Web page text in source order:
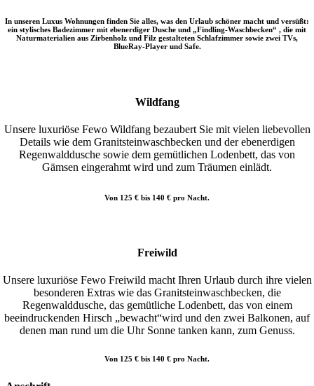
In unseren Luxus Wohnungen finden Sie alles, was den Urlaub schöner macht und versüßt:
ein stylisches Badezimmer mit ebenerdiger Dusche und „Findling-Waschbecken“ , die mit
Naturmaterialien aus Zirbenholz und Filz gestalteten Schlafzimmer sowie zwei TVs,
BlueRay-Player und Safe.
Wildfang
Unsere luxuriöse Fewo Wildfang bezaubert Sie mit vielen liebevollen
Details wie dem Granitsteinwaschbecken und der ebenerdigen
Regenwalddusche sowie dem gemütlichen Lodenbett, das von
Gämsen eingerahmt wird und zum Träumen einlädt.
Von 125 € bis 140 € pro Nacht.
Freiwild
Unsere luxuriöse Fewo Freiwild macht Ihren Urlaub durch ihre vielen
besonderen Extras wie das Granitsteinwaschbecken, die
Regenwalddusche, das gemütliche Lodenbett, das von einem
beeindruckenden Hirsch „bewacht“wird und den zwei Balkonen, auf
denen man rund um die Uhr Sonne tanken kann, zum Genuss.
Von 125 € bis 140 € pro Nacht.